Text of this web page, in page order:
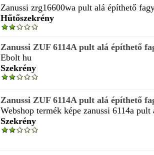
Zanussi zrg16600wa pult alá építhető
Hűtőszekrény
Zanussi ZUF 6114A pult alá építhető
Ebolt hu
Szekrény
Zanussi ZUF 6114A pult alá építhető
Webshop termék képe zanussi 6114a
Szekrény